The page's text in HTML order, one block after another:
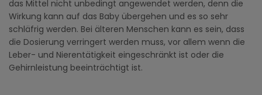
das Mittel nicht unbedingt angewendet werden, denn die
Wirkung kann auf das Baby übergehen und es so sehr
schläfrig werden. Bei älteren Menschen kann es sein, dass
die Dosierung verringert werden muss, vor allem wenn die
Leber- und Nierentätigkeit eingeschränkt ist oder die
Gehirnleistung beeinträchtigt ist.